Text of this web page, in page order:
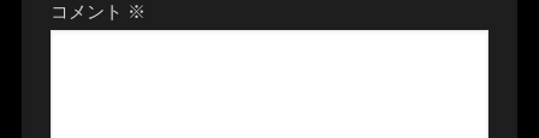
コメント ※